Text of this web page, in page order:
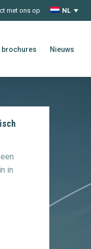
met ons op NL
brochures Nieuws
in